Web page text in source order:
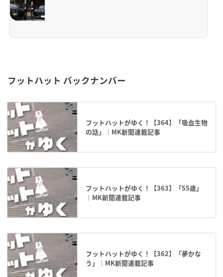
フットハット バックナンバー
フットハットがゆく！【364】「吸血生物
の話」｜MK新聞連載記事
フットハットがゆく！【363】「55歳」
｜MK新聞連載記事
フットハットがゆく！【362】「夢かな
う」｜MK新聞連載記事